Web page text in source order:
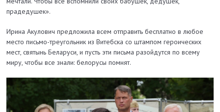
прадедушек».
Ирина Акулович предложила всем отправить бесплатно в любое
место письмо-треугольник из Витебска со штампом героических
мест, святынь Беларуси, и пусть эти письма разойдутся по всему
миру, чтобы все знали: белорусы помнят.